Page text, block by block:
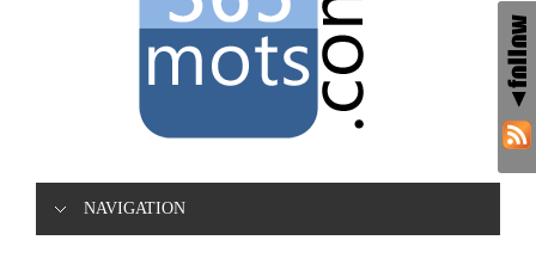
NAVIGATION